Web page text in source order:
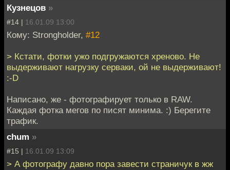
Кузнецов »
#14 | 16.01.09 13:00
Кому: Strongholder, #12
> Кстати, фотки ужо подгружаются хреново. Не
выдерживают нагрузку серваки, ой не выдерживают!
:-D
Написано, же - фотографирует только в RAW.
Каждая фотка мегов по писят минима. :) Берегите
трафик.
chum »
#15 | 16.01.09 13:09
> А фотографу давно пора завести страничук в жж